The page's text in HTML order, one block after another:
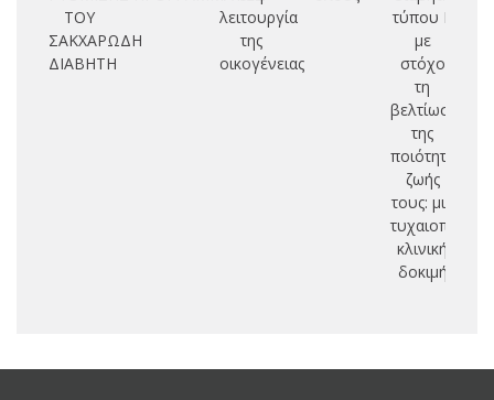
ΤΟΥ
ΣΑΚΧΑΡΩΔΗ
ΔΙΑΒΗΤΗ
λειτουργία
της
οικογένειας
τύπου ΙΙ
με
στόχο
τη
βελτίωση
της
ποιότητας
ζωής
τους: μια
κλινική
δοκιμή